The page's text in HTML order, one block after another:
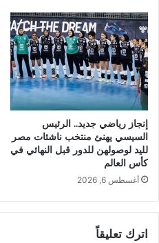
إنجاز رياضي جديد.. الرئيس
السيسي يهنئ منتخب ناشئات مصر
لليد لوصولهن للدور قبل النهائي في
كأس العالم
أغسطس 6, 2026
اترك تعليقاً